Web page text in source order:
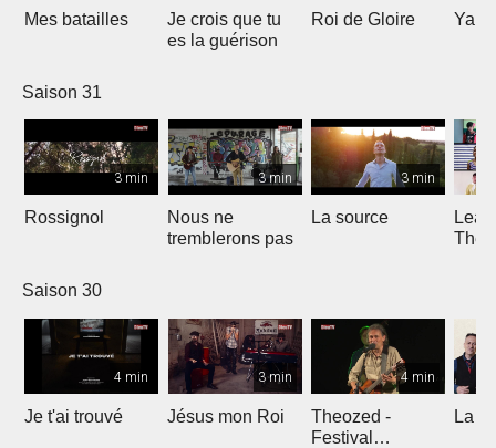
Mes batailles
Je crois que tu
es la guérison
Roi de Gloire
Saison 31
3 min
Rossignol
3 min
Nous ne
tremblerons pas
3 min
La source
The
Saison 30
4 min
Je t'ai trouvé
3 min
Jésus mon Roi
4 min
Theozed -
Festival
La